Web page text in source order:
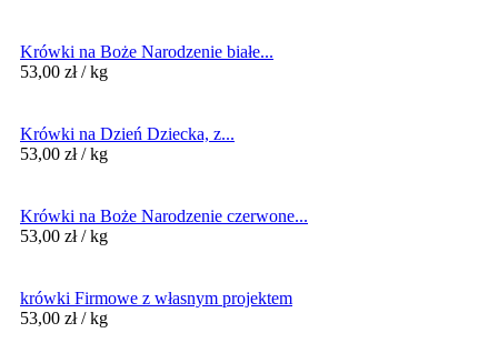
Krówki na Boże Narodzenie białe...
53,00 zł / kg
Krówki na Dzień Dziecka, z...
53,00 zł / kg
Krówki na Boże Narodzenie czerwone...
53,00 zł / kg
krówki Firmowe z własnym projektem
53,00 zł / kg